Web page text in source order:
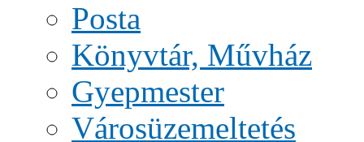
Posta
Könyvtár, Művház
Gyepmester
Városüzemeltetés